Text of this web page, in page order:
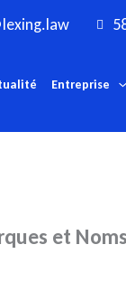
Entreprise
et